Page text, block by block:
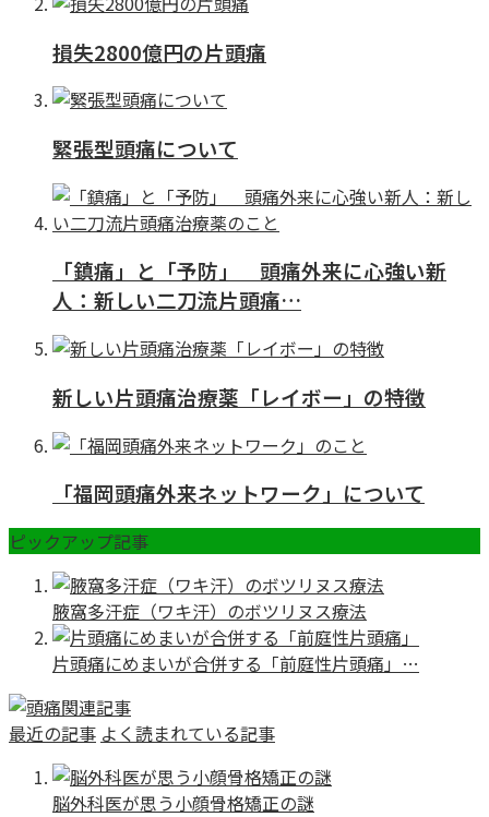
損失2800億円の片頭痛
緊張型頭痛について
「鎮痛」と「予防」 頭痛外来に心強い新
人：新しい二刀流片頭痛…
新しい片頭痛治療薬「レイボー」の特徴
「福岡頭痛外来ネットワーク」について
ピックアップ記事
腋窩多汗症（ワキ汗）のボツリヌス療法
片頭痛にめまいが合併する「前庭性片頭痛」…
最近の記事 よく読まれている記事
脳外科医が思う小顔骨格矯正の謎